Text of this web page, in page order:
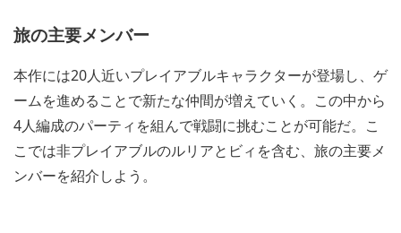
旅の主要メンバー
本作には20人近いプレイアブルキャラクターが登場し、ゲ
ームを進めることで新たな仲間が増えていく。この中から
4人編成のパーティを組んで戦闘に挑むことが可能だ。こ
こでは非プレイアブルのルリアとビィを含む、旅の主要メ
ンバーを紹介しよう。